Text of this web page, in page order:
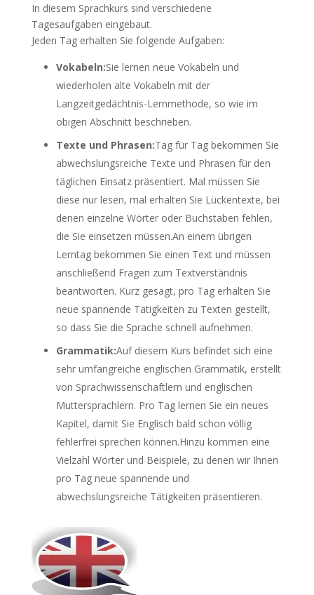
In diesem Sprachkurs sind verschiedene
Tagesaufgaben eingebaut.
Jeden Tag erhalten Sie folgende Aufgaben:
Vokabeln:Sie lernen neue Vokabeln und
wiederholen alte Vokabeln mit der
Langzeitgedächtnis-Lernmethode, so wie im
obigen Abschnitt beschrieben.
Texte und Phrasen:Tag für Tag bekommen Sie
abwechslungsreiche Texte und Phrasen für den
täglichen Einsatz präsentiert. Mal müssen Sie
diese nur lesen, mal erhalten Sie Lückentexte, bei
denen einzelne Wörter oder Buchstaben fehlen,
die Sie einsetzen müssen.An einem übrigen
Lerntag bekommen Sie einen Text und müssen
anschließend Fragen zum Textverständnis
beantworten. Kurz gesagt, pro Tag erhalten Sie
neue spannende Tätigkeiten zu Texten gestellt,
so dass Sie die Sprache schnell aufnehmen.
Grammatik:Auf diesem Kurs befindet sich eine
sehr umfangreiche englischen Grammatik, erstellt
von Sprachwissenschaftlern und englischen
Muttersprachlern. Pro Tag lernen Sie ein neues
Kapitel, damit Sie Englisch bald schon völlig
fehlerfrei sprechen können.Hinzu kommen eine
Vielzahl Wörter und Beispiele, zu denen wir Ihnen
pro Tag neue spannende und
abwechslungsreiche Tätigkeiten präsentieren.